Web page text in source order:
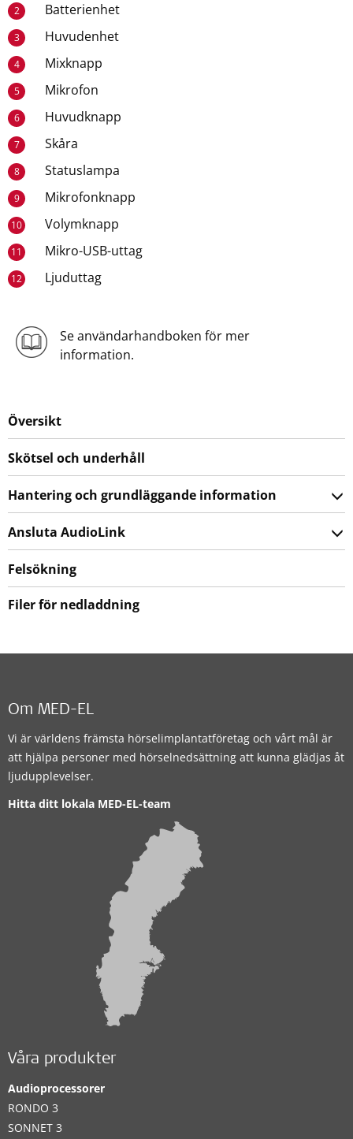
2 Batterienhet
3 Huvudenhet
4 Mixknapp
5 Mikrofon
6 Huvudknapp
7 Skåra
8 Statuslampa
9 Mikrofonknapp
10 Volymknapp
11 Mikro-USB-uttag
12 Ljuduttag
Se användarhandboken för mer
information.
Översikt
Skötsel och underhåll
Hantering och grundläggande information
Ansluta AudioLink
Felsökning
Filer för nedladdning
Om MED-EL
Vi är världens främsta hörselimplantatföretag och vårt mål är
att hjälpa personer med hörselnedsättning att kunna glädjas åt
ljudupplevelser.
Hitta ditt lokala MED-EL-team
Våra produkter
Audioprocessorer
RONDO 3
SONNET 3